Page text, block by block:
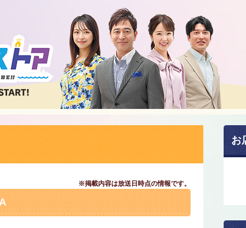
※掲載内容は放送日時点の情報です。
お